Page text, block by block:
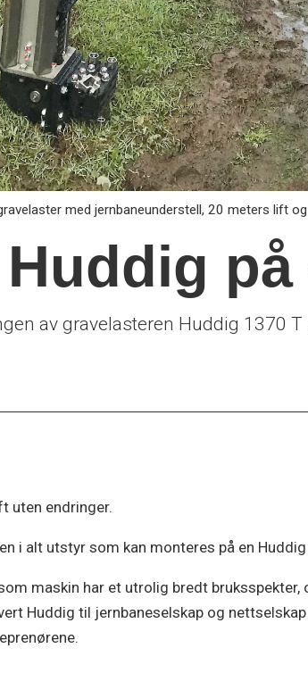
med jernbaneunderstell, 20 meters lift
av gravelasteren Huddig 1370
uten endringer.
i alt utstyr som kan monteres på en
maskin har et utrolig bredt
Huddig til jernbaneselskap og